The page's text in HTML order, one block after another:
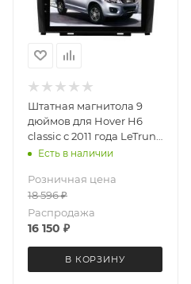
Штатная магнитола 9
дюймов для Hover H6
classic с 2011 года LeTrun
3414-6494 Android 12
Есть в наличии
Розничная цена
18 596₽
Распродажа
16 150 ₽
В КОРЗИНУ